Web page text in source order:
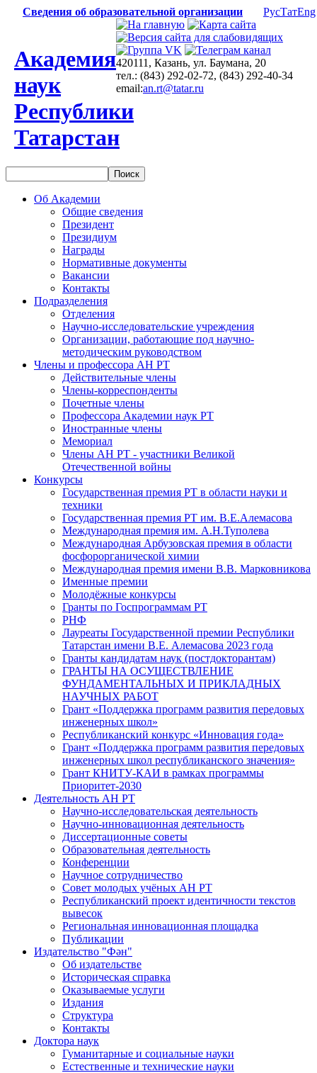
Сведения об образовательной организации РусТатEng
Академия
наук
Республики
Татарстан
420111, Казань, ул. Баумана, 20
тел.: (843) 292-02-72, (843) 292-40-34
email:an.rt@tatar.ru
Об Академии
Общие сведения
Президент
Президиум
Награды
Нормативные документы
Вакансии
Контакты
Подразделения
Отделения
Научно-исследовательские учреждения
Организации, работающие под научно-
методическим руководством
Члены и профессора АН РТ
Действительные члены
Члены-корреспонденты
Почетные члены
Профессора Академии наук РТ
Иностранные члены
Мемориал
Члены АН РТ - участники Великой
Отечественной войны
Конкурсы
Государственная премия РТ в области науки и
техники
Государственная премия РТ им. В.Е.Алемасова
Международная премия им. А.Н.Туполева
Международная Арбузовская премия в области
фосфорорганической химии
Международная премия имени В.В. Марковникова
Именные премии
Молодёжные конкурсы
Гранты по Госпрограммам РТ
РНФ
Лауреаты Государственной премии Республики
Татарстан имени В.Е. Алемасова 2023 года
Гранты кандидатам наук (постдокторантам)
ГРАНТЫ НА ОСУЩЕСТВЛЕНИЕ
ФУНДАМЕНТАЛЬНЫХ И ПРИКЛАДНЫХ
НАУЧНЫХ РАБОТ
Грант «Поддержка программ развития передовых
инженерных школ»
Республиканский конкурс «Инновация года»
Грант «Поддержка программ развития передовых
инженерных школ республиканского значения»
Грант КНИТУ-КАИ в рамках программы
Приоритет-2030
Деятельность АН РТ
Научно-исследовательская деятельность
Научно-инновационная деятельность
Диссертационные советы
Образовательная деятельность
Конференции
Научное сотрудничество
Совет молодых учёных АН РТ
Республиканский проект идентичности текстов
вывесок
Региональная инновационная площадка
Публикации
Издательство "Фән"
Об издательстве
Историческая справка
Оказываемые услуги
Издания
Структура
Контакты
Доктора наук
Гуманитарные и социальные науки
Естественные и технические науки